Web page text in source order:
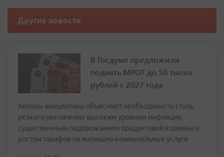
Другие новости
В Госдуме предложили
поднять МРОТ до 50 тысяч
рублей с 2027 года
Авторы инициативы объясняют необходимость столь
резкого увеличения высоким уровнем инфляции,
существенным подорожанием продуктовой корзины и
ростом тарифов на жилищно-коммунальные услуги